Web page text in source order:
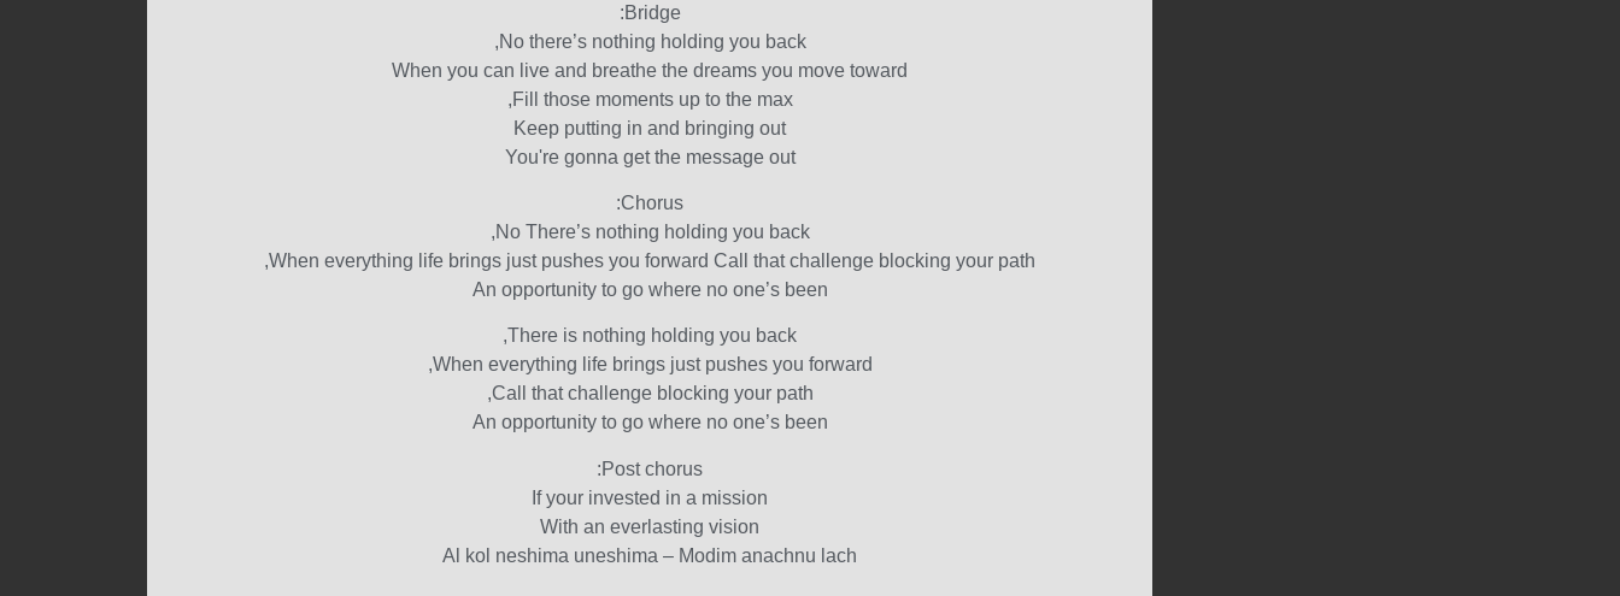
Bridge:
No there’s nothing holding you back,
When you can live and breathe the dreams you move toward
Fill those moments up to the max,
Keep putting in and bringing out
You're gonna get the message out
Chorus:
No There’s nothing holding you back,
When everything life brings just pushes you forward Call that challenge blocking your path,
An opportunity to go where no one’s been
There is nothing holding you back,
When everything life brings just pushes you forward,
Call that challenge blocking your path,
An opportunity to go where no one’s been
Post chorus:
If your invested in a mission
With an everlasting vision
Al kol neshima uneshima – Modim anachnu lach